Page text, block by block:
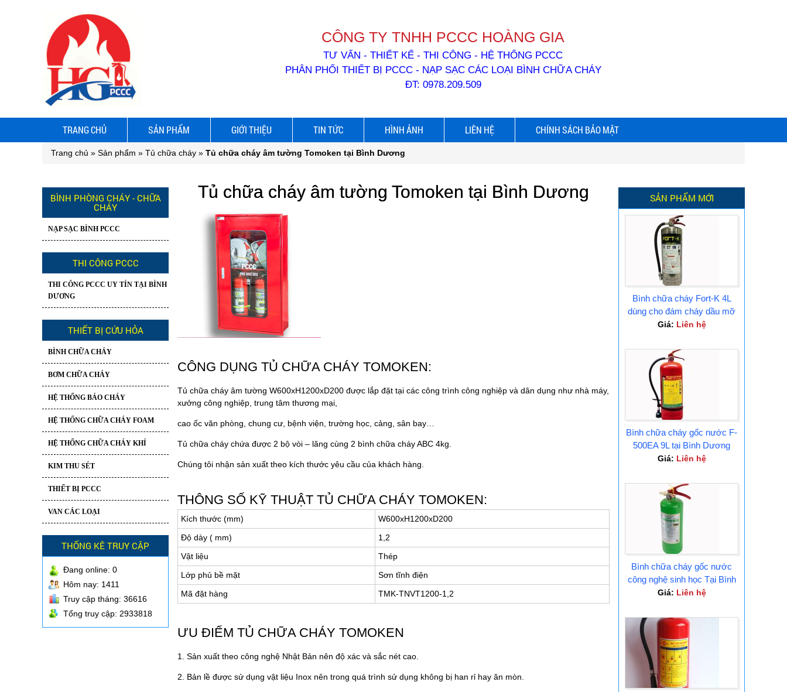
CÔNG TY TNHH PCCC HOÀNG GIA
TƯ VẤN - THIẾT KẾ - THI CÔNG - HỆ THỐNG PCCC
PHÂN PHỐI THIẾT BỊ PCCC - NẠP SẠC CÁC LOẠI BÌNH CHỮA CHÁY
ĐT: 0978.209.509
TRANG CHỦ SẢN PHẨM GIỚI THIỆU TIN TỨC HÌNH ẢNH LIÊN HỆ CHÍNH SÁCH BẢO MẬT
Trang chủ » Sản phẩm » Tủ chữa cháy » Tủ chữa cháy âm tường Tomoken tại Bình Dương
BÌNH PHÒNG CHÁY - CHỮA
CHÁY
NẠP SẠC BÌNH PCCC
THI CÔNG PCCC
THI CÔNG PCCC UY TÍN TẠI BÌNH
DƯƠNG
THIẾT BỊ CỨU HỎA
BÌNH CHỮA CHÁY
BƠM CHỮA CHÁY
HỆ THỐNG BÁO CHÁY
HỆ THỐNG CHỮA CHÁY FOAM
HỆ THỐNG CHỮA CHÁY KHÍ
KIM THU SÉT
THIẾT BỊ PCCC
VAN CÁC LOẠI
THỐNG KÊ TRUY CẬP
Đang online: 0
Hôm nay: 1411
Truy cập tháng: 36616
Tổng truy cập: 2933818
Tủ chữa cháy âm tường Tomoken tại Bình Dương
CÔNG DỤNG TỦ CHỮA CHÁY TOMOKEN:
Tủ chữa cháy âm tường W600xH1200xD200 được lắp đặt tại các công trình công nghiệp và dân dụng như nhà máy,
xưởng công nghiệp, trung tâm thương mại,
cao ốc văn phòng, chung cư, bệnh viện, trường học, cảng, sân bay…
Tủ chữa cháy chứa được 2 bộ vòi – lăng cùng 2 bình chữa cháy ABC 4kg.
Chúng tôi nhận sản xuất theo kích thước yêu cầu của khách hàng.
THÔNG SỐ KỸ THUẬT TỦ CHỮA CHÁY TOMOKEN:
Kích thước (mm)
W600xH1200xD200
Độ dày ( mm)
1,2
Vật liệu
Thép
Lớp phủ bề mặt
Sơn tĩnh điện
Mã đặt hàng
TMK-TNVT1200-1,2
ƯU ĐIỂM TỦ CHỮA CHÁY TOMOKEN
1. Sản xuất theo công nghệ Nhật Bản nên độ xác và sắc nét cao.
2. Bản lề được sử dụng vật liệu Inox nên trong quá trình sử dụng không bị han rỉ hay ăn mòn.
SẢN PHẨM MỚI
Bình chữa cháy Fort-K 4L
dùng cho đám cháy dầu mỡ
Tại Bình Dương
Giá: Liên hệ
Bình chữa cháy gốc nước F-
500EA 9L tại Bình Dương
Giá: Liên hệ
Bình chữa cháy gốc nước
công nghệ sinh học Tại Bình
Dương
Giá: Liên hệ